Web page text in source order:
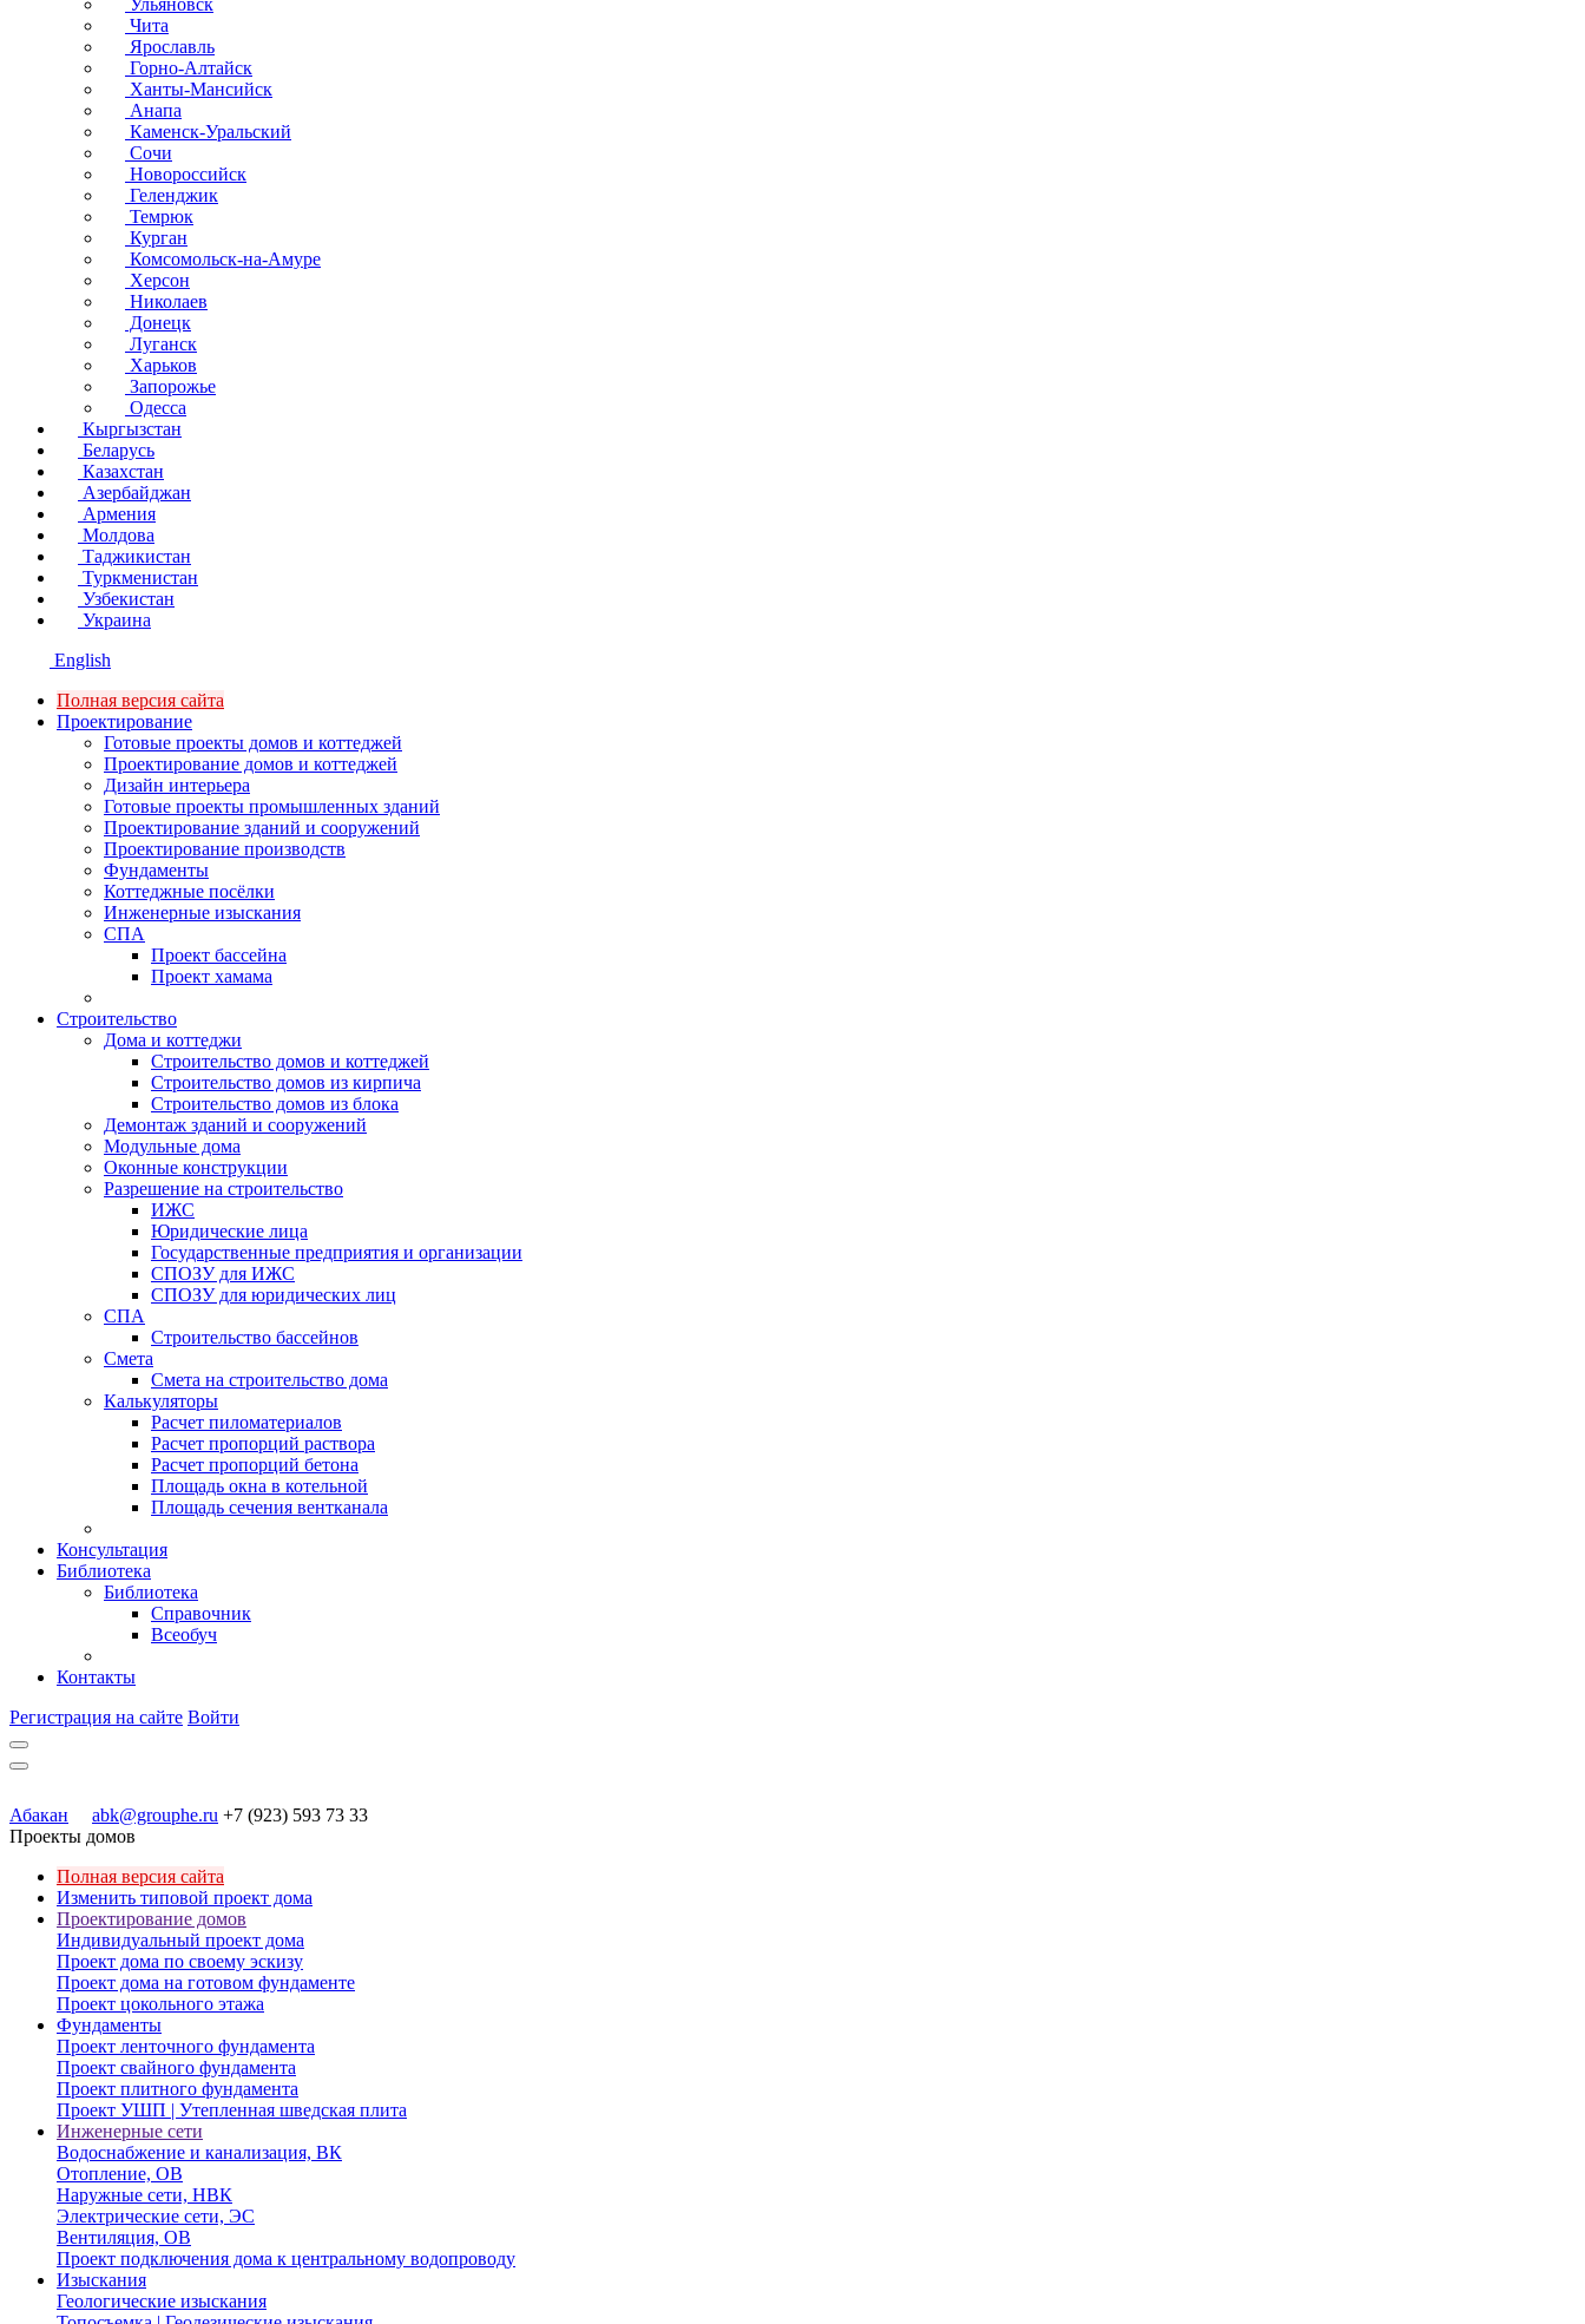
Ульяновск
Чита
Ярославль
Горно-Алтайск
Ханты-Мансийск
Анапа
Каменск-Уральский
Сочи
Новороссийск
Геленджик
Темрюк
Курган
Комсомольск-на-Амуре
Херсон
Николаев
Донецк
Луганск
Харьков
Запорожье
Одесса
Кыргызстан
Беларусь
Казахстан
Азербайджан
Армения
Молдова
Таджикистан
Туркменистан
Узбекистан
Украина
English
Полная версия сайта
Проектирование
Готовые проекты домов и коттеджей
Проектирование домов и коттеджей
Дизайн интерьера
Готовые проекты промышленных зданий
Проектирование зданий и сооружений
Проектирование производств
Фундаменты
Коттеджные посёлки
Инженерные изыскания
СПА
Проект бассейна
Проект хамама
Строительство
Дома и коттеджи
Строительство домов и коттеджей
Строительство домов из кирпича
Строительство домов из блока
Демонтаж зданий и сооружений
Модульные дома
Оконные конструкции
Разрешение на строительство
ИЖС
Юридические лица
Государственные предприятия и организации
СПОЗУ для ИЖС
СПОЗУ для юридических лиц
СПА
Строительство бассейнов
Смета
Смета на строительство дома
Калькуляторы
Расчет пиломатериалов
Расчет пропорций раствора
Расчет пропорций бетона
Площадь окна в котельной
Площадь сечения вентканала
Консультация
Библиотека
Библиотека
Справочник
Всеобуч
Контакты
Регистрация на сайте Войти
Абакан abk@grouphe.ru +7 (923) 593 73 33
Проекты домов
Полная версия сайта
Изменить типовой проект дома
Проектирование домов
Индивидуальный проект дома
Проект дома по своему эскизу
Проект дома на готовом фундаменте
Проект цокольного этажа
Фундаменты
Проект ленточного фундамента
Проект свайного фундамента
Проект плитного фундамента
Проект УШП | Утепленная шведская плита
Инженерные сети
Водоснабжение и канализация, ВК
Отопление, ОВ
Наружные сети, НВК
Электрические сети, ЭС
Вентиляция, ОВ
Проект подключения дома к центральному водопроводу
Изыскания
Геологические изыскания